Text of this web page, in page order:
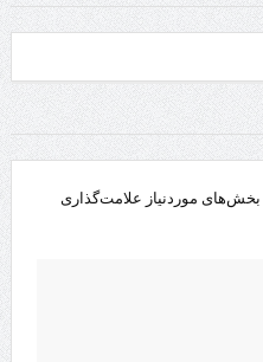
بخش‌های موردنیاز علامت‌گذاری